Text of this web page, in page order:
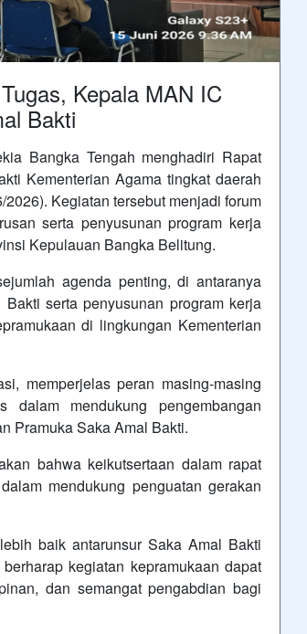
Kepala MAN IC
Bakti
Bangka Tengah menghadiri Rapat
Kementerian Agama tingkat daerah
Kegiatan tersebut menjadi forum
serta penyusunan program kerja
Kepulauan Bangka Belitung.
agenda penting, di antaranya
serta penyusunan program kerja
di lingkungan Kementerian
memperjelas peran masing-masing
dalam mendukung pengembangan
Pramuka Saka Amal Bakti.
bahwa keikutsertaan dalam rapat
mendukung penguatan gerakan
baik antarunsur Saka Amal Bakti
kegiatan kepramukaan dapat
dan semangat pengabdian bagi